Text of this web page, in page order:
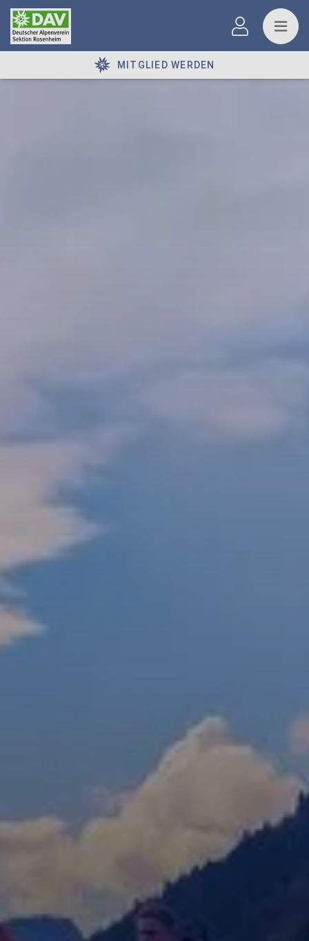
MITGLIED WERDEN
© DAV Sektion Rosenheim